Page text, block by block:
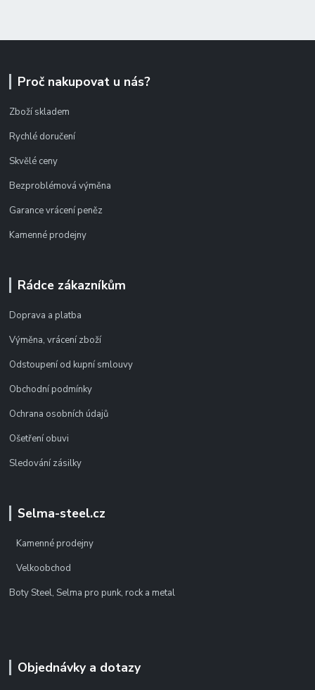
Proč nakupovat u nás?
Zboží skladem
Rychlé doručení
Skvělé ceny
Bezproblémová výměna
Garance vrácení peněz
Kamenné prodejny
Rádce zákazníkům
Doprava a platba
Výměna, vrácení zboží
Odstoupení od kupní smlouvy
Obchodní podmínky
Ochrana osobních údajů
Ošetření obuvi
Sledování zásilky
Selma-steel.cz
Kamenné prodejny
Velkoobchod
Boty Steel, Selma pro punk, rock a metal
Objednávky a dotazy